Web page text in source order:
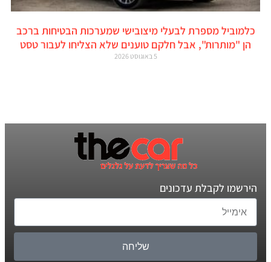
כלמוביל מספרת לבעלי מיצובישי שמערכות הבטיחות ברכב
הן "מותרות", אבל חלקם טוענים שלא הצליחו לעבור טסט
5 באוגוסט 2026
הירשמו לקבלת עדכונים
שליחה